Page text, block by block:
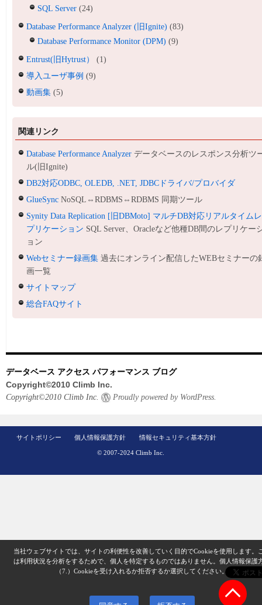
SQL Server (24)
Database Performance Analyzer (旧Ignite) (83)
Database Performance Monitor (DPM) (9)
Entrust(旧Hytrust）
(1)
導入ユーザ事例 (9)
動画集 (5)
関連リンク
Database Performance Analyzer データベースのレスポンス分析ツ
ル(旧Ignite)
DB2対応ODBC, OLEDB, .NET, JDBCドライバ/プロバイダ
GlueSync NoSQL⇔RDBMS⇔RDBMS 同期ツール
Synity Data Replication [旧DBMoto] マルチDB対応リアルタイムレ
プリケーション SQL Server、Oracleなど他種DB間のレプリケー
ョン
Webセミナー録画集 過去にオンライン配信したWEBセミナーの
画一覧
サイトマップ
総合FAQサイト
データベース アクセス パフォーマンス ブログ
Copyright©2010 Climb Inc.
Copyright©2010 Climb Inc. Proudly powered by WordPress.
サイトポリシー 個人情報保護方針 情報セキュリティ基本方針
© 2007-2024 Climb Inc.
当社ウェブサイトでは、サイトの利便性を改善していく目的でCookieを使用します。
は利用状況を分析をするためで、個人を特定するものではありません。 個人情報保護
（7.）Cookieを受け入れるか拒否するか選択してください。